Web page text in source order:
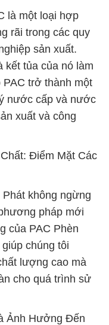
là một loại hợp
rãi trong các quy
sản xuất.
kết tủa của nó làm
PAC trở thành một
nước cấp và nước
xuất và công
Điểm Mặt Các
không ngừng
pháp mới
của PAC Phèn
chúng tôi
lượng cao mà
cho quá trình sử
Ảnh Hưởng Đến